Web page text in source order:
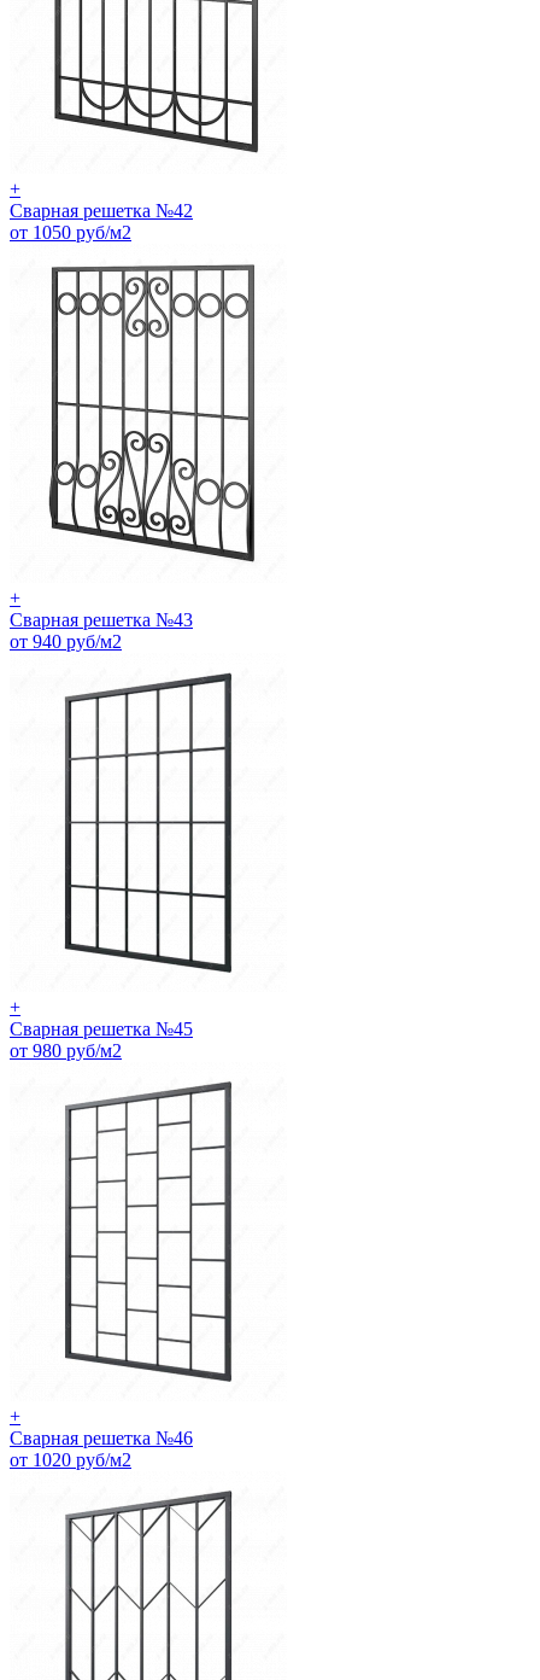
+
Сварная решетка №42
от 1050 руб/м2
+
Сварная решетка №43
от 940 руб/м2
+
Сварная решетка №45
от 980 руб/м2
+
Сварная решетка №46
от 1020 руб/м2